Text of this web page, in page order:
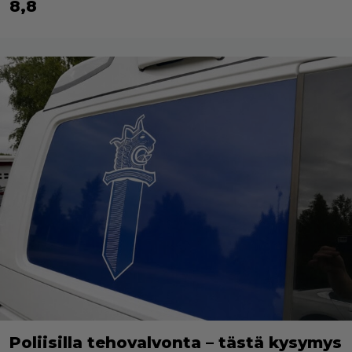
8,8
Poliisilla tehovalvonta – tästä kysymys